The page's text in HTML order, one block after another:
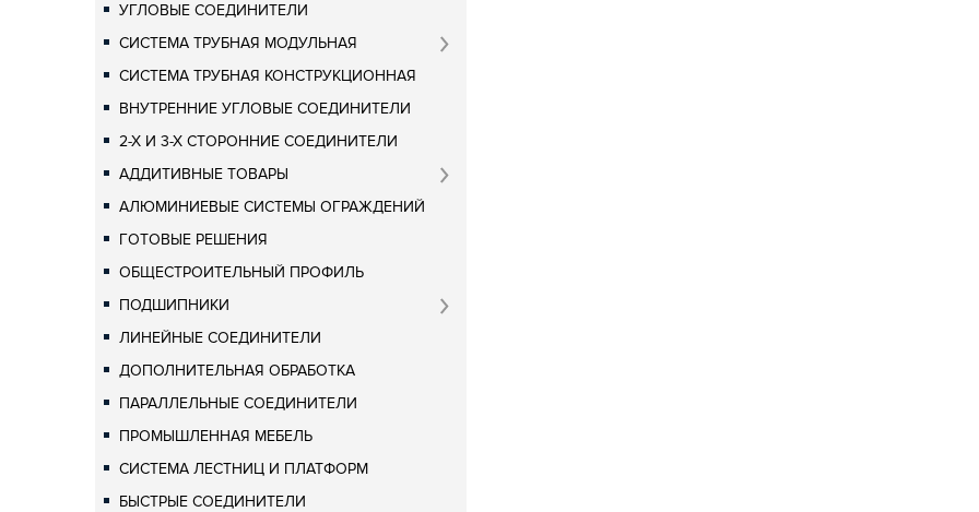
УГЛОВЫЕ СОЕДИНИТЕЛИ
СИСТЕМА ТРУБНАЯ МОДУЛЬНАЯ
СИСТЕМА ТРУБНАЯ КОНСТРУКЦИОННАЯ
ВНУТРЕННИЕ УГЛОВЫЕ СОЕДИНИТЕЛИ
2-Х И 3-Х СТОРОННИЕ СОЕДИНИТЕЛИ
АДДИТИВНЫЕ ТОВАРЫ
АЛЮМИНИЕВЫЕ СИСТЕМЫ ОГРАЖДЕНИЙ
ГОТОВЫЕ РЕШЕНИЯ
ОБЩЕСТРОИТЕЛЬНЫЙ ПРОФИЛЬ
ПОДШИПНИКИ
ЛИНЕЙНЫЕ СОЕДИНИТЕЛИ
ДОПОЛНИТЕЛЬНАЯ ОБРАБОТКА
ПАРАЛЛЕЛЬНЫЕ СОЕДИНИТЕЛИ
ПРОМЫШЛЕННАЯ МЕБЕЛЬ
СИСТЕМА ЛЕСТНИЦ И ПЛАТФОРМ
БЫСТРЫЕ СОЕДИНИТЕЛИ